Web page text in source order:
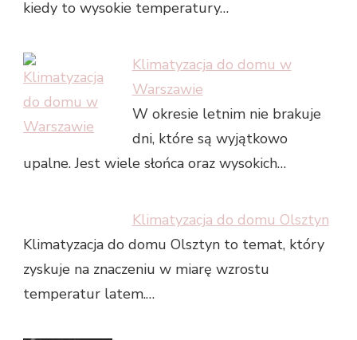
kiedy to wysokie temperatury…
Klimatyzacja do domu w
Warszawie
W okresie letnim nie brakuje
dni, które są wyjątkowo
upalne. Jest wiele słońca oraz wysokich…
Klimatyzacja do domu Olsztyn
Klimatyzacja do domu Olsztyn to temat, który
zyskuje na znaczeniu w miarę wzrostu
temperatur latem.…